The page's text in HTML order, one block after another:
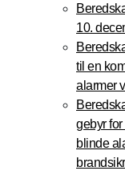
10.
til en
alarmer
gebyr
blinde